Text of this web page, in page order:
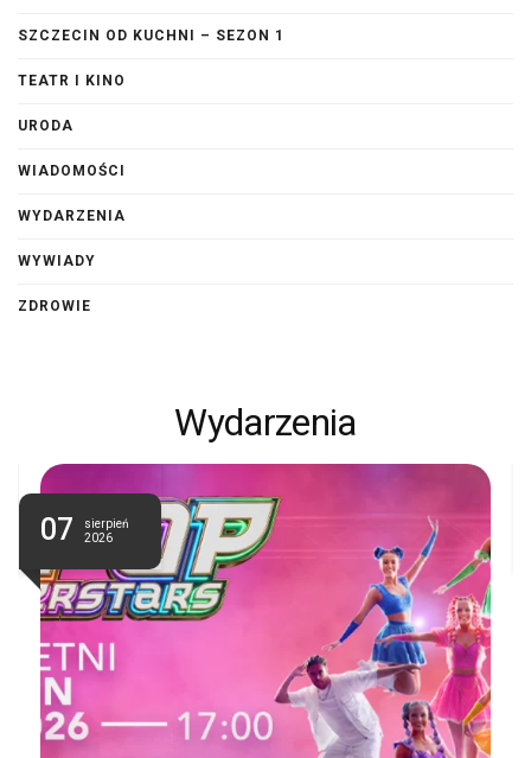
SZCZECIN OD KUCHNI – SEZON 1
TEATR I KINO
URODA
WIADOMOŚCI
WYDARZENIA
WYWIADY
ZDROWIE
Wydarzenia
07
sierpień
2026